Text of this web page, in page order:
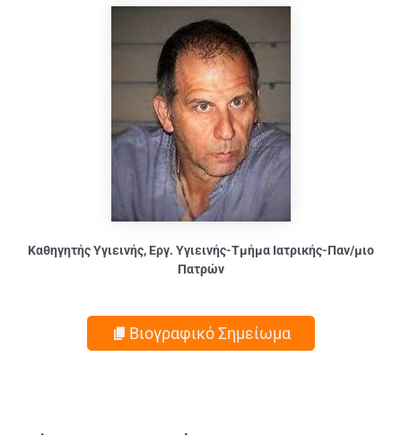
Καθηγητής Υγιεινής, Εργ. Υγιεινής-Τμήμα Ιατρικής-Παν/μιο
Πατρών
Βιογραφικό Σημείωμα